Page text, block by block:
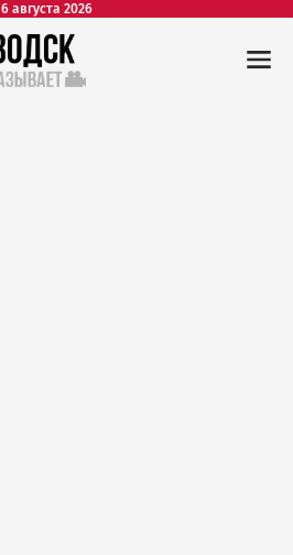
6 августа 2026